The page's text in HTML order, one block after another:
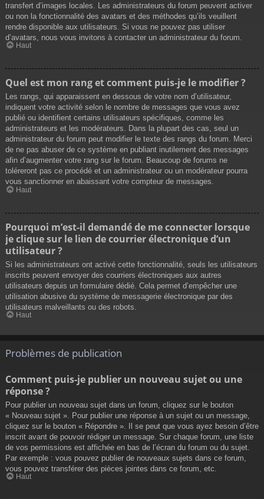
transfert d’images locales. Les administrateurs du forum peuvent activer
ou non la fonctionnalité des avatars et des méthodes qu’ils veuillent
rendre disponible aux utilisateurs. Si vous ne pouvez pas utiliser
d’avatars, nous vous invitons à contacter un administrateur du forum.
Haut
Quel est mon rang et comment puis-je le modifier ?
Les rangs, qui apparaissent en dessous de votre nom d’utilisateur,
indiquent votre activité selon le nombre de messages que vous avez
publié ou identifient certains utilisateurs spécifiques, comme les
administrateurs et les modérateurs. Dans la plupart des cas, seul un
administrateur du forum peut modifier le texte des rangs du forum. Merci
de ne pas abuser de ce système en publiant inutilement des messages
afin d’augmenter votre rang sur le forum. Beaucoup de forums ne
toléreront pas ce procédé et un administrateur ou un modérateur pourra
vous sanctionner en abaissant votre compteur de messages.
Haut
Pourquoi m’est-il demandé de me connecter lorsque
je clique sur le lien de courrier électronique d’un
utilisateur ?
Si les administrateurs ont activé cette fonctionnalité, seuls les utilisateurs
inscrits peuvent envoyer des courriers électroniques aux autres
utilisateurs depuis un formulaire dédié. Cela permet d’empêcher une
utilisation abusive du système de messagerie électronique par des
utilisateurs malveillants ou des robots.
Haut
Problèmes de publication
Comment puis-je publier un nouveau sujet ou une
réponse ?
Pour publier un nouveau sujet dans un forum, cliquez sur le bouton
« Nouveau sujet ». Pour publier une réponse à un sujet ou un message,
cliquez sur le bouton « Répondre ». Il se peut que vous ayez besoin d’être
inscrit avant de pouvoir rédiger un message. Sur chaque forum, une liste
de vos permissions est affichée en bas de l’écran du forum ou du sujet.
Par exemple : vous pouvez publier de nouveaux sujets dans ce forum,
vous pouvez transférer des pièces jointes dans ce forum, etc.
Haut